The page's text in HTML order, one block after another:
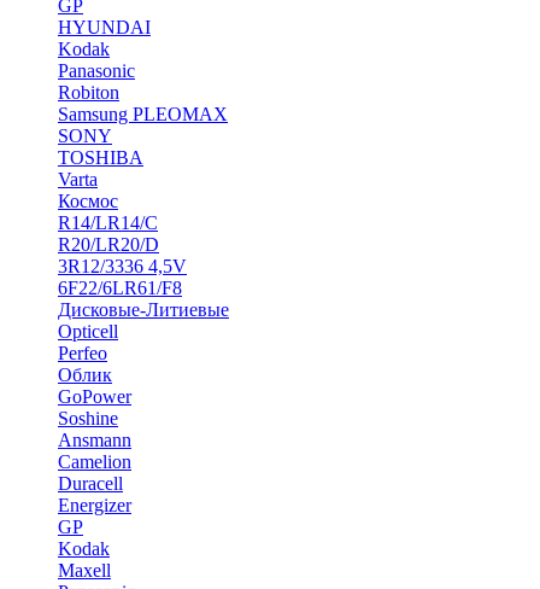
GP
HYUNDAI
Kodak
Panasonic
Robiton
Samsung PLEOMAX
SONY
TOSHIBA
Varta
Космос
R14/LR14/C
R20/LR20/D
3R12/3336 4,5V
6F22/6LR61/F8
Дисковые-Литиевые
Opticell
Perfeo
Облик
GoPower
Soshine
Ansmann
Camelion
Duracell
Energizer
GP
Kodak
Maxell